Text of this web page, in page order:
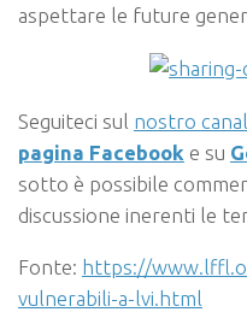
aspettare le future
Seguiteci sul nostro
pagina Facebook e su
sotto è possibile
discussione inerenti le
Fonte: https://
vulnerabili-a-lvi.html